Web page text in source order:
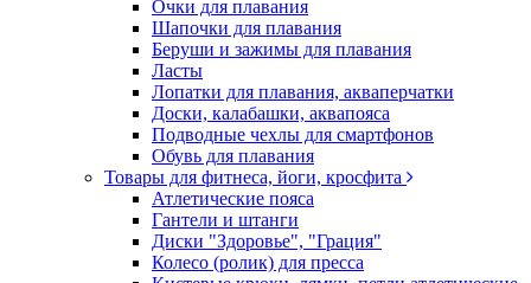
Очки для плавания
Шапочки для плавания
Беруши и зажимы для плавания
Ласты
Лопатки для плавания, акваперчатки
Доски, калабашки, аквапояса
Подводные чехлы для смартфонов
Обувь для плавания
Товары для фитнеса, йоги, кросфита
Атлетические пояса
Гантели и штанги
Диски "Здоровье", "Грация"
Колесо (ролик) для пресса